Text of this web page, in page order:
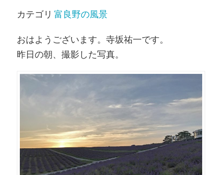
カテゴリ 富良野の風景
おはようございます。寺坂祐一です。
昨日の朝、撮影した写真。